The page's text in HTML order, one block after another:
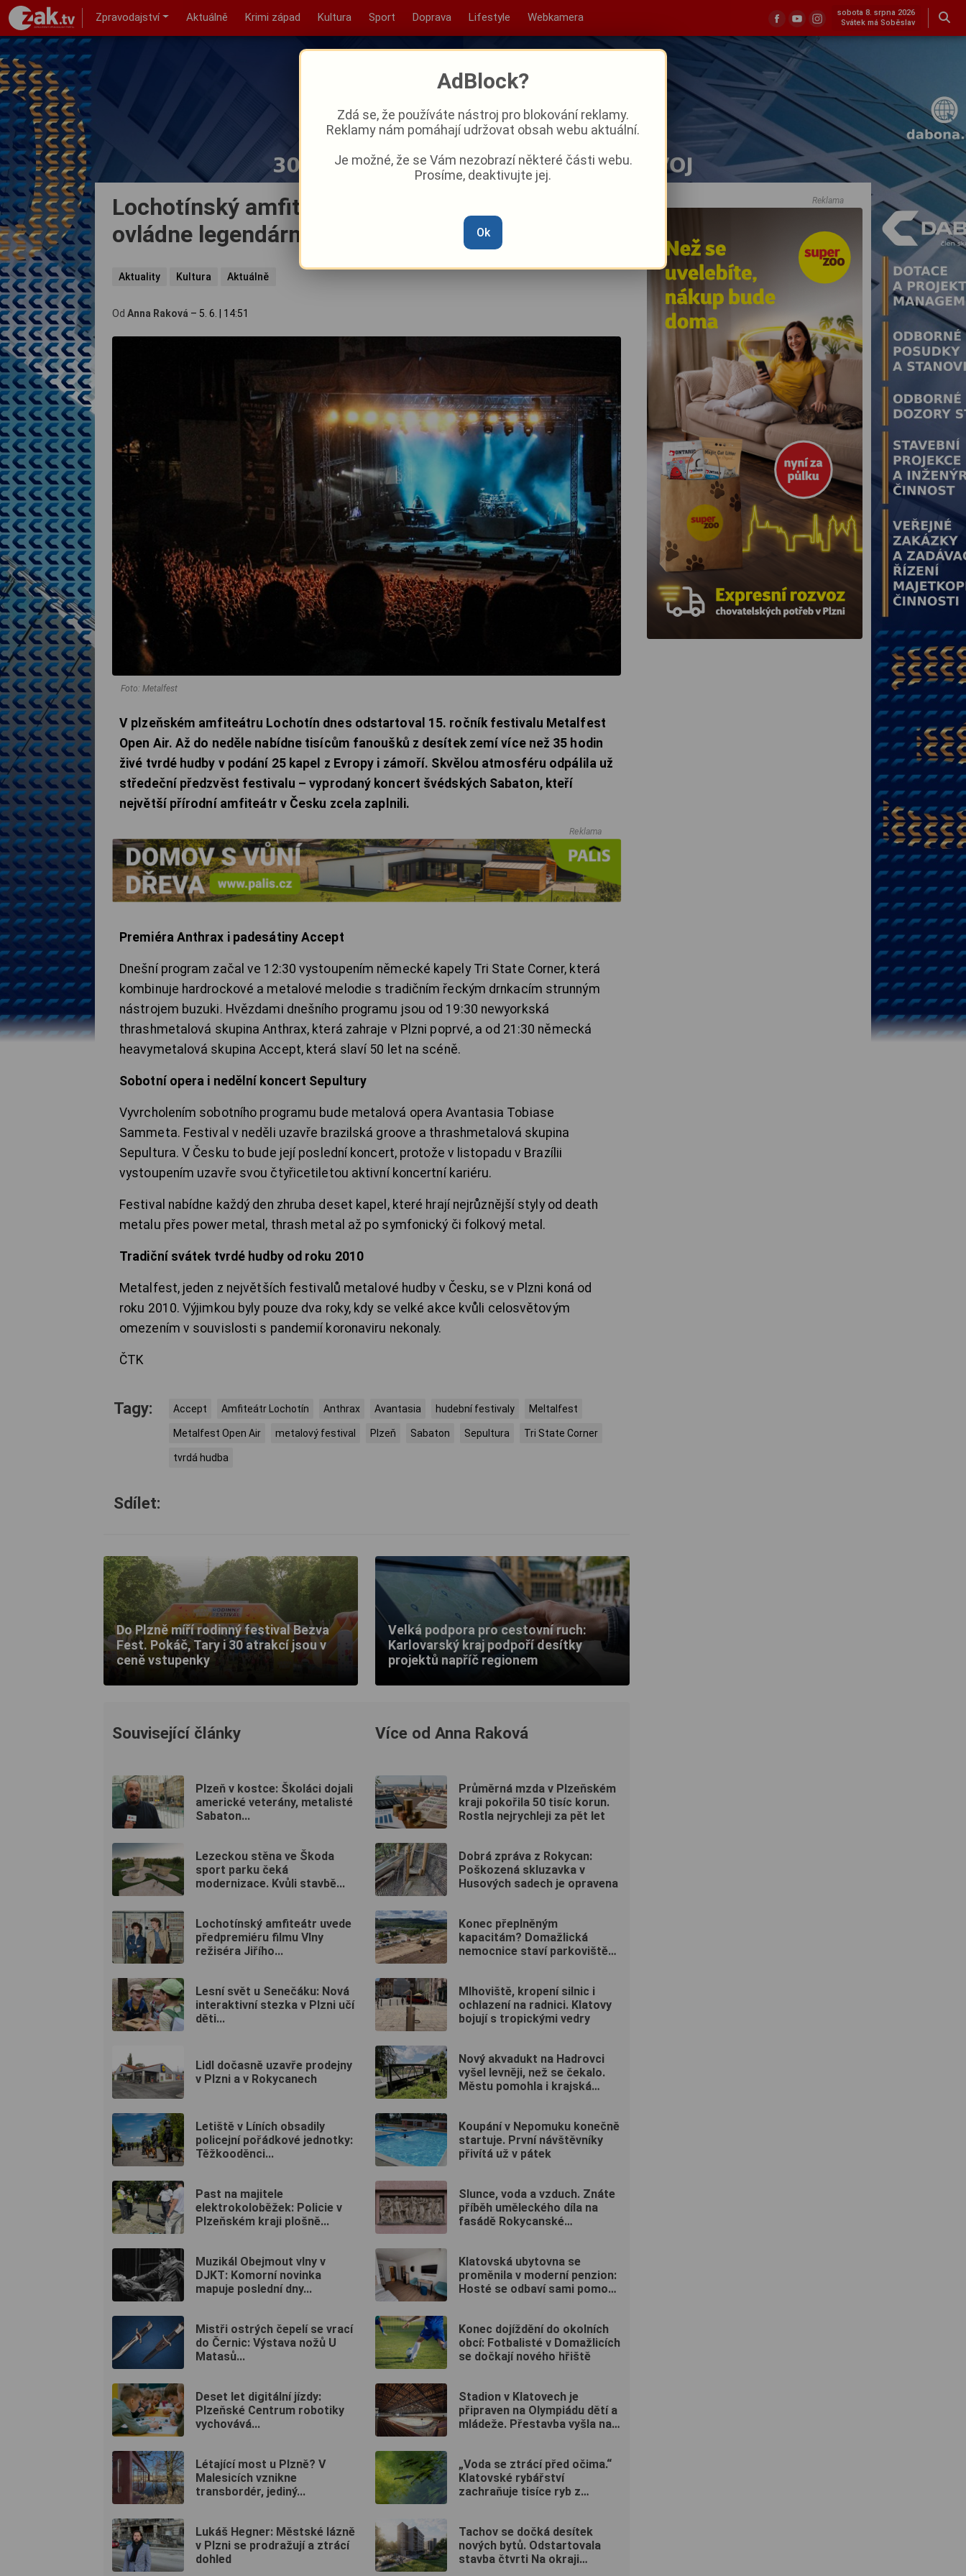
Zpravodajství Aktuálně Krimi západ Kultura Sport Doprava Lifestyle Webkamera
sobota 8. srpna 2026
Svátek má Soběslav
Lochotínský amfiteátr duní metalem. Metalfest
ovládne legendární Accept i brazilská Sepultura
Aktuality Kultura Aktuálně
Od Anna Raková – 5. 6. 14:51
Foto: Metalfest
V plzeňském amfiteátru Lochotín dnes odstartoval 15. ročník festivalu Metalfest
Open Air. Až do neděle nabídne tisícům fanoušků z desítek zemí více než 35 hodin
živé tvrdé hudby v podání 25 kapel z Evropy i zámoří. Skvělou atmosféru odpálila už
středeční předzvěst festivalu – vyprodaný koncert švédských Sabaton, kteří
největší přírodní amfiteátr v Česku zcela zaplnili.
Reklama
Premiéra Anthrax i padesátiny Accept
Dnešní program začal ve 12:30 vystoupením německé kapely Tri State Corner, která
kombinuje hardrockové a metalové melodie s tradičním řeckým drnkacím strunným
nástrojem buzuki. Hvězdami dnešního programu jsou od 19:30 newyorkská
thrashmetalová skupina Anthrax, která zahraje v Plzni poprvé, a od 21:30 německá
heavymetalová skupina Accept, která slaví 50 let na scéně.
Sobotní opera i nedělní koncert Sepultury
Vyvrcholením sobotního programu bude metalová opera Avantasia Tobiase
Sammeta. Festival v neděli uzavře brazilská groove a thrashmetalová skupina
Sepultura. V Česku to bude její poslední koncert, protože v listopadu v Brazílii
vystoupením uzavře svou čtyřicetiletou aktivní koncertní kariéru.
Festival nabídne každý den zhruba deset kapel, které hrají nejrůznější styly od death
metalu přes power metal, thrash metal až po symfonický či folkový metal.
Tradiční svátek tvrdé hudby od roku 2010
Metalfest, jeden z největších festivalů metalové hudby v Česku, se v Plzni koná od
roku 2010. Výjimkou byly pouze dva roky, kdy se velké akce kvůli celosvětovým
omezením v souvislosti s pandemií koronaviru nekonaly.
ČTK
Tagy: Accept Amfiteátr Lochotín Anthrax Avantasia hudební festivaly Meltalfest
Metalfest Open Air metalový festival Plzeň Sabaton Sepultura Tri State Corner
tvrdá hudba
Sdílet:
Do Plzně míří rodinný festival Bezva
Fest. Pokáč, Tary i 30 atrakcí jsou v
ceně vstupenky
Velká podpora pro cestovní ruch:
Karlovarský kraj podpoří desítky
projektů napříč regionem
Související články
Plzeň v kostce: Školáci dojali
americké veterány, metalisté
Sabaton...
Lezeckou stěna ve Škoda
sport parku čeká
modernizace. Kvůli stavbě...
Lochotínský amfiteátr uvede
předpremiéru filmu Vlny
režiséra Jiřího...
Lesní svět u Senečáku: Nová
interaktivní stezka v Plzni učí
děti...
Lidl dočasně uzavře prodejny
v Plzni a v Rokycanech
Letiště v Líních obsadily
policejní pořádkové jednotky:
Těžkooděnci...
Past na majitele
elektrokoloběžek: Policie v
Plzeňském kraji plošně...
Muzikál Obejmout vlny v
DJKT: Komorní novinka
mapuje poslední dny...
Mistři ostrých čepelí se vrací
do Černic: Výstava nožů U
Matasů...
Deset let digitální jízdy:
Plzeňské Centrum robotiky
vychovává...
Létající most u Plzně? V
Malesicích vznikne
transbordér, jediný...
Lukáš Hegner: Městské lázně
v Plzni se prodražují a ztrácí
dohled
Více od Anna Raková
Průměrná mzda v Plzeňském
kraji pokořila 50 tisíc korun.
Rostla nejrychleji za pět let
Dobrá zpráva z Rokycan:
Poškozená skluzavka v
Husových sadech je opravena
Konec přeplněným
kapacitám? Domažlická
nemocnice staví parkoviště
Mlhoviště, kropení silnic i
ochlazení na radnici. Klatovy
bojují s tropickými vedry
Nový akvadukt na Hadrovci
vyšel levněji, než se čekalo.
Městu pomohla i krajská
Koupání v Nepomuku konečně
startuje. První návštěvníky
přivítá už v pátek
Slunce, voda a vzduch. Znáte
příběh uměleckého díla na
fasádě Rokycanské
Klatovská ubytovna se
proměnila v moderní penzion:
Hosté se odbaví sami pomocí
Konec dojíždění do okolních
obcí: Fotbalisté v Domažlicích
se dočkají nového hřiště
Stadion v Klatovech je
připraven na Olympiádu dětí a
mládeže. Přestavba vyšla na
„Voda se ztrácí před očima.“
Klatovské rybářství
zachraňuje tisíce ryb z
Tachov se dočká desítek
nových bytů. Odstartovala
stavba čtvrti Na okraji
Reklama
AdBlock?
Zdá se, že používáte nástroj pro blokování reklamy.
Reklamy nám pomáhají udržovat obsah webu aktuální.
Je možné, že se Vám nezobrazí některé části webu.
Prosíme, deaktivujte jej.
Ok